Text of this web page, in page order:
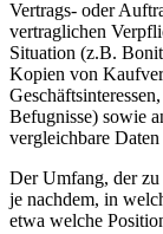
Vertrags- oder
vertraglichen
Situation (z.B.
Kopien von
Befugnisse) sowie
vergleichbare Daten
Der Umfang, der zu
je nachdem, in
etwa welche